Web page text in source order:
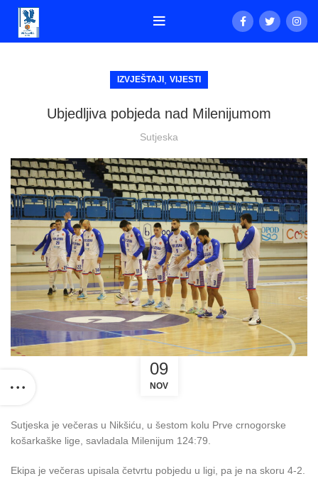
IZVJEŠTAJI VIJESTI
Ubjedljiva pobjeda nad Milenijumom
Sutjeska
09
NOV
Sutjeska je večeras u Nikšiću, u šestom kolu Prve crnogorske
košarkaške lige, savladala Milenijum 124:79.
Ekipa je večeras upisala četvrtu pobjedu u ligi, pa je na skoru 4-2.